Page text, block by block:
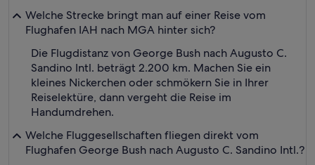
Welche Strecke bringt man auf einer Reise vom
Flughafen IAH nach MGA hinter sich?
Die Flugdistanz von George Bush nach Augusto C.
Sandino Intl. beträgt 2.200 km. Machen Sie ein
kleines Nickerchen oder schmökern Sie in Ihrer
Reiselektüre, dann vergeht die Reise im
Handumdrehen.
Welche Fluggesellschaften fliegen direkt vom
Flughafen George Bush nach Augusto C. Sandino Intl.?